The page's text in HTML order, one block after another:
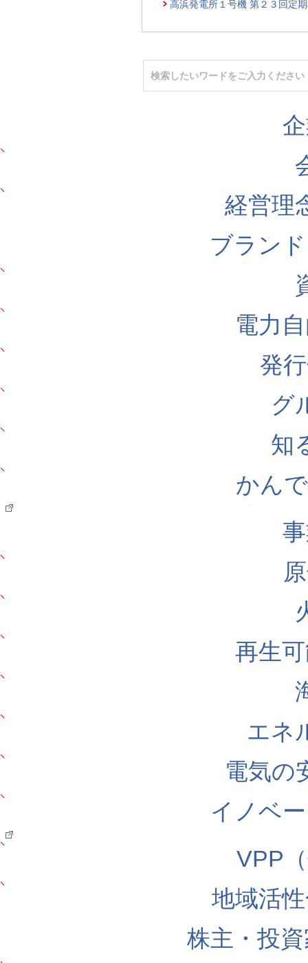
高浜発電所１号機 第２３回定
経営理
ブラン
電力
発
グ
知
かん
再生
エネ
電気の
イノベ
VPP
地域活
株主・投